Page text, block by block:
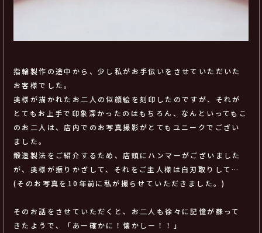
指輪製作の途中から、少し私がお手伝いをさせていただいた
お客様でした。
奥様が描かれたお二人の似顔絵を刻印したのですが、それが
とてもお上手で印象深かったのはもちろん、なんといってもこ
のお二人は、店内でのお写真撮影がとてもユニークでござい
ました。
鍛造製法をご紹介するため、店頭にハンマーがございました
が、奥様が振りかざして、それをご主人様は白刃取りして…
(そのお写真を10年前に私が撮らせていただきました。)
そのお話をさせていただくと、お二人も徐々に記憶が蘇って
きたようで、「あー確かに！懐かしー！！」